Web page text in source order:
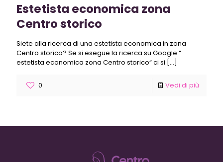
Estetista economica zona
Centro storico
Siete alla ricerca di una estetista economica in zona
Centro storico? Se si esegue la ricerca su Google “
estetista economica zona Centro storico“ ci si […]
0 Vedi di più